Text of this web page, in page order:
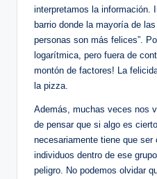
interpretamos la información.
barrio donde la mayoría de
personas son más felices”.
logarítmica, pero fuera de
montón de factores! La
la pizza.
Además, muchas veces nos
de pensar que si algo es
necesariamente tiene que ser
individuos dentro de ese
peligro. No podemos olvidar